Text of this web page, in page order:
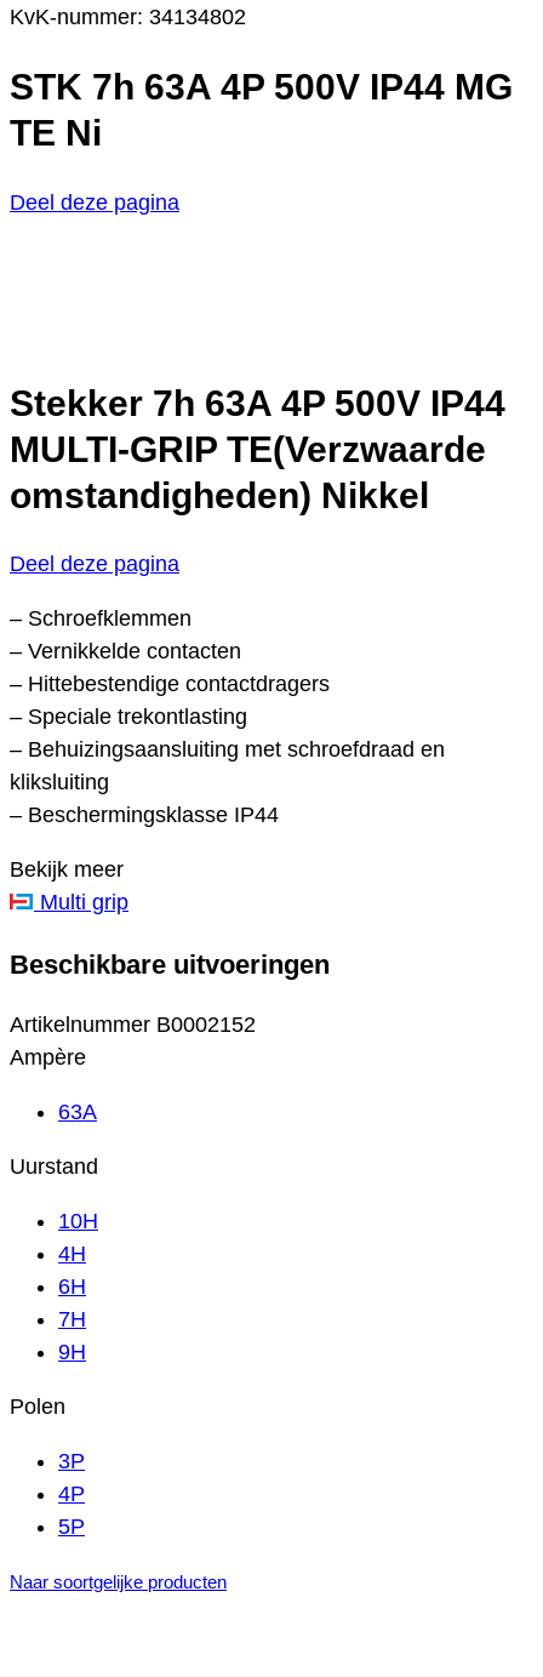
KvK-nummer: 34134802
STK 7h 63A 4P 500V IP44 MG
TE Ni
Deel deze pagina
Stekker 7h 63A 4P 500V IP44
MULTI-GRIP TE(Verzwaarde
omstandigheden) Nikkel
Deel deze pagina
– Schroefklemmen
– Vernikkelde contacten
– Hittebestendige contactdragers
– Speciale trekontlasting
– Behuizingsaansluiting met schroefdraad en
kliksluiting
– Beschermingsklasse IP44
Bekijk meer
Multi grip
Beschikbare uitvoeringen
Artikelnummer B0002152
Ampère
63A
Uurstand
10H
4H
6H
7H
9H
Polen
3P
4P
5P
Naar soortgelijke producten